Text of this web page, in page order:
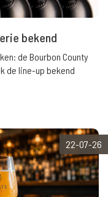
bekend
de Bourbon County
de line-up bekend
22-07-26